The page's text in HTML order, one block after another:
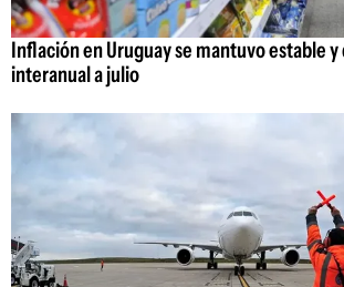
Inflación en Uruguay se mantuvo estable y
interanual a julio